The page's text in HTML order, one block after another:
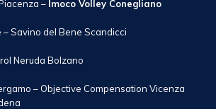
– Imoco Volley Conegliano
– Savino del Bene Scandicci
Neruda Bolzano
– Objective Compensation Vicenza